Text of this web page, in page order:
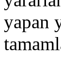
yapan